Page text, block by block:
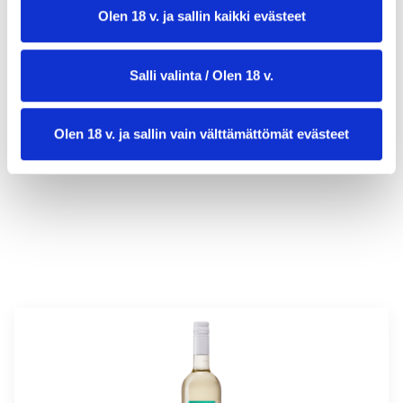
Olen 18 v. ja sallin kaikki evästeet
Salli valinta / Olen 18 v.
Olen 18 v. ja sallin vain välttämättömät evästeet
valmistusaika:30 min
annosmäärä :